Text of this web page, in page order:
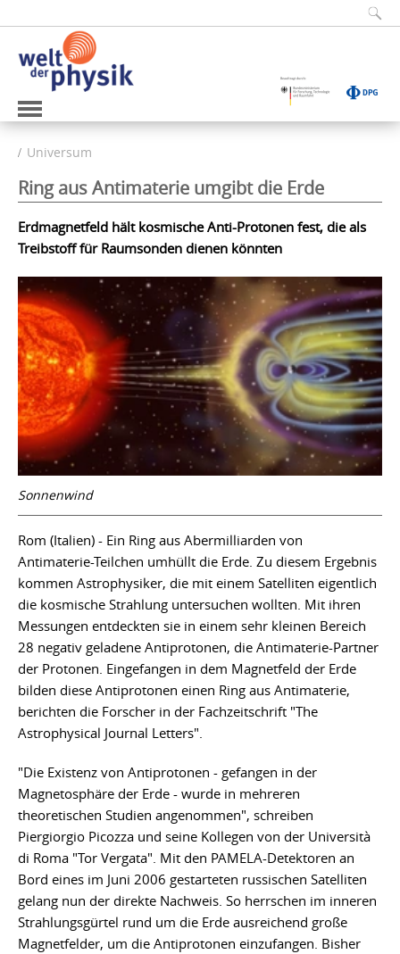
Universum
Ring aus Antimaterie umgibt die Erde
Erdmagnetfeld hält kosmische Anti-Protonen fest, die als
Treibstoff für Raumsonden dienen könnten
Sonnenwind
Rom (Italien) - Ein Ring aus Abermilliarden von
Antimaterie-Teilchen umhüllt die Erde. Zu diesem Ergebnis
kommen Astrophysiker, die mit einem Satelliten eigentlich
die kosmische Strahlung untersuchen wollten. Mit ihren
Messungen entdeckten sie in einem sehr kleinen Bereich
28 negativ geladene Antiprotonen, die Antimaterie-Partner
der Protonen. Eingefangen in dem Magnetfeld der Erde
bilden diese Antiprotonen einen Ring aus Antimaterie,
berichten die Forscher in der Fachzeitschrift "The
Astrophysical Journal Letters".
"Die Existenz von Antiprotonen - gefangen in der
Magnetosphäre der Erde - wurde in mehreren
theoretischen Studien angenommen", schreiben
Piergiorgio Picozza und seine Kollegen von der Università
di Roma "Tor Vergata". Mit den PAMELA-Detektoren an
Bord eines im Juni 2006 gestarteten russischen Satelliten
gelang nun der direkte Nachweis. So herrschen im inneren
Strahlungsgürtel rund um die Erde ausreichend große
Magnetfelder, um die Antiprotonen einzufangen. Bisher